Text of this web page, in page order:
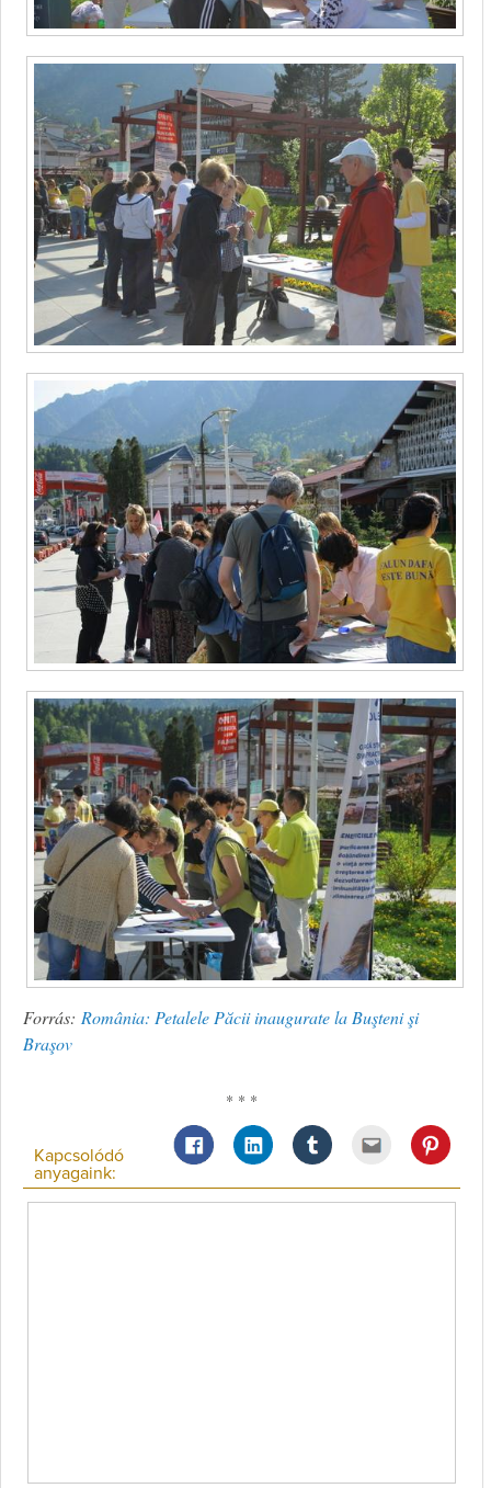
Forrás: România: Petalele Păcii inaugurate la Buşteni şi
Braşov
* * *
Kapcsolódó
anyagaink: